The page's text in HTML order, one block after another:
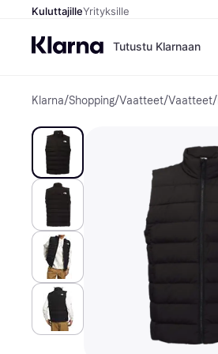
KuluttajilleYrityksille
Tutustu Klarnaan
Klarna/Shopping/Vaatteet/Vaatteet/